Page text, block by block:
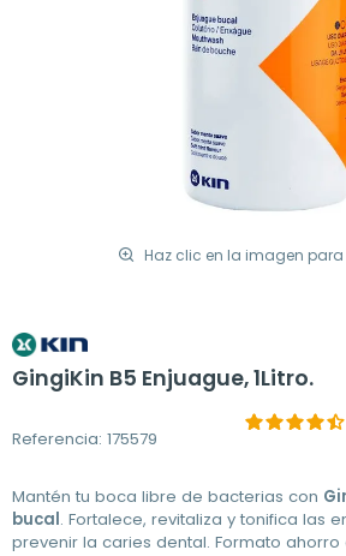
Haz clic en la imagen
GingiKin B5 Enjuague, 1Litro.
Referencia: 175579
Mantén tu boca libre de bacterias con
bucal. Fortalece, revitaliza y tonifica las
prevenir la caries dental. Formato ahorro